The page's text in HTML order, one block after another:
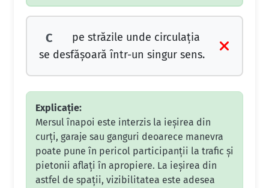
C
pe străzile unde circulaţia
se desfăşoară într-un singur sens.
Explicație:
Mersul înapoi este interzis la ieșirea din
curți, garaje sau ganguri deoarece manevra
poate pune în pericol participanții la trafic și
pietonii aflați în apropiere. La ieșirea din
astfel de spații, vizibilitatea este adesea